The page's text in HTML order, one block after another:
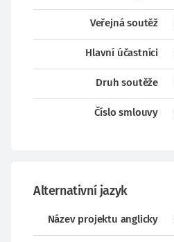
Veřejná soutěž
Hlavní účastníci
Druh soutěže
Číslo smlouvy
Alternativní jazyk
Název projektu anglicky